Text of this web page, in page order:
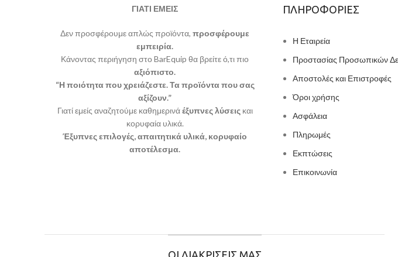
ΓΙΑΤΙ ΕΜΕΙΣ
Δεν προσφέρουμε απλώς προϊόντα,προσφέρουμε
εμπειρία.
Κάνοντας περιήγηση στο BarEquip θα βρείτε ό,τι πιο
αξιόπιστο.
“Η ποιότητα που χρειάζεστε. Τα προϊόντα που σας
αξίζουν.”
Γιατί εμείς αναζητούμε καθημερινάέξυπνες λύσειςκαι
κορυφαία υλικά.
Έξυπνες επιλογές, απαιτητικά υλικά, κορυφαίο
αποτέλεσμα.
ΠΛΗΡΟΦΟΡΙΕΣ
Η Εταιρεία
Προστασίας Προσωπικών
Αποστολές και Επιστροφές
Όροι χρήσης
Ασφάλεια
Πληρωμές
Εκπτώσεις
Επικοινωνία
ΟΙ ΔΙΑΚΡΙΣΕΙΣ ΜΑΣ